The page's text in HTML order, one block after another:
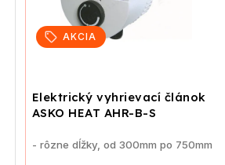
AKCIA
Elektrický vyhrievací článok
ASKO HEAT AHR-B-S
- rôzne dĺžky, od 300mm po 750mm